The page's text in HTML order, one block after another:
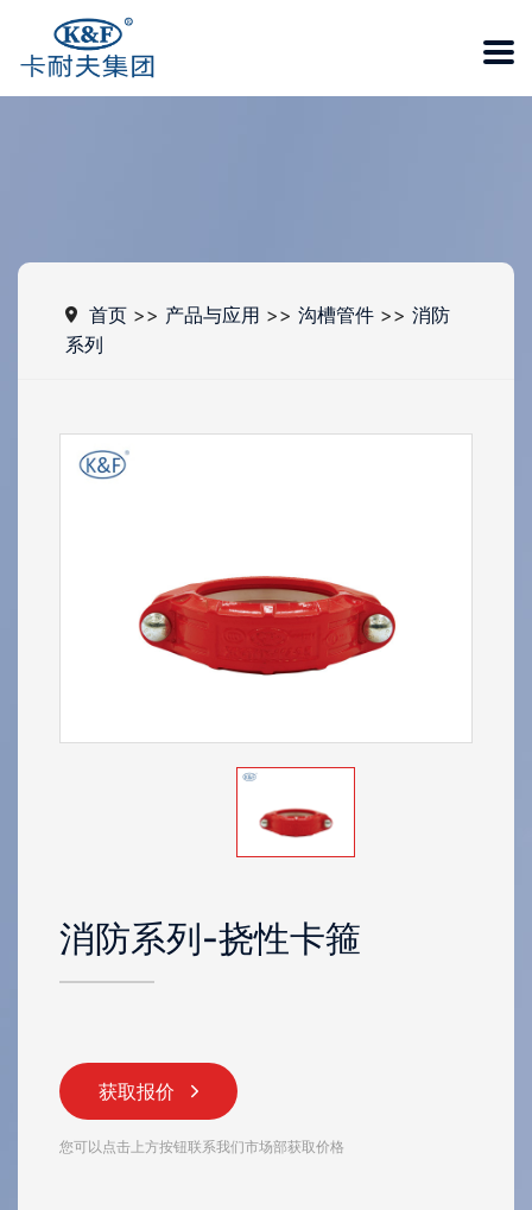
首页 >> 产品与应用 >> 沟槽管件 >> 消防
系列
消防系列-挠性卡箍
获取报价
您可以点击上方按钮联系我们市场部获取价格